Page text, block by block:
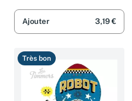
Fingerbrot, Faltenbrot
und mehr
Ajouter 3,19 €
Très bon